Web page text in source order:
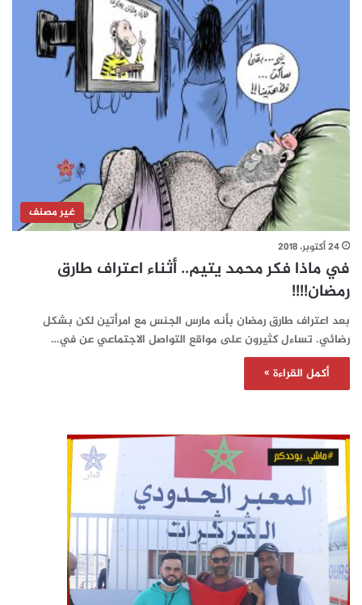
غير مصنف
24 أكتوبر، 2018
في ماذا فكر محمد يتيم.. أثناء اعتراف طارق
رمضان!!!!
بعد اعتراف طارق رمضان بأنه مارس الجنس مع امرأتين لكن بشكل
رضائي. تساءل كثيرون على مواقع التواصل الاجتماعي عن في…
أكمل القراءة »